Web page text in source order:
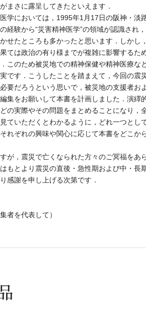
まさに露呈してきたといえます．
学においては，1995年1月17日の阪神・淡
経験から“災害精神医学”の領域が認識され
せたところも多かったと思います．しかし
ては政治の有り様までが複雑に影響するた
このため被災地での精神保健や精神医療な
です．こうしたことを踏まえて，今回の震
要だろうという思いで，被災地の支援者お
集をお願いして本書を計画しました．演繹
の実際やその問題をまとめることになり，
ていただくとわかるように，どれ一つとし
れぞれの興味や関心に応じて本書をどこか
が，震災で亡くなられた方々のご冥福をあ
もとより震災の直後・急性期および中・長
感謝を申し上げる次第です．
者を代表して）